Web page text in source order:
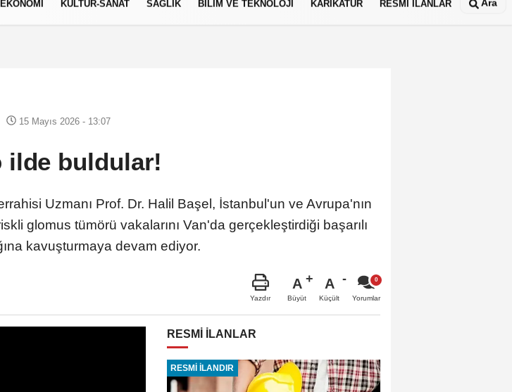
EKONOMİ KÜLTÜR-SANAT SAĞLIK BİLİM VE TEKNOLOJİ KARİKATÜR RESMİ İLANLAR Ara
15 Mayıs 2026 - 13:07
ilde buldular!
Uzmanı Prof. Dr. Halil Başel, İstanbul'un ve Avrupa'nın
glomus tümörü vakalarını Van'da gerçekleştirdiği başarılı
kavuşturmaya devam ediyor.
Yazdır
A
Büyüt
A
Küçült Yorumlar
RESMİ İLANLAR
RESMİ İLANDIR